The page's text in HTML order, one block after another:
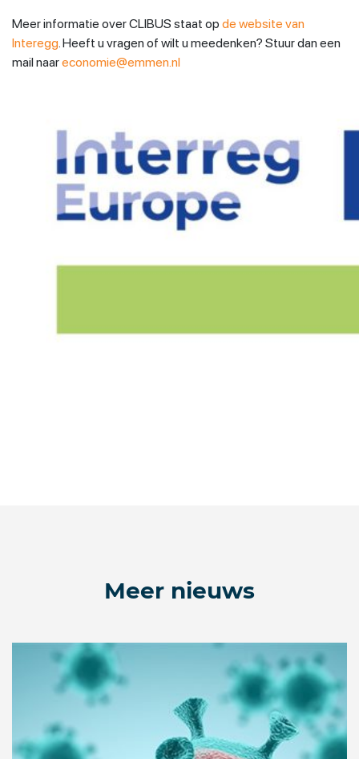
Meer informatie over CLIBUS staat op de website van
Interegg. Heeft u vragen of wilt u meedenken? Stuur dan een
mail naareconomie@emmen.nl
Meer nieuws